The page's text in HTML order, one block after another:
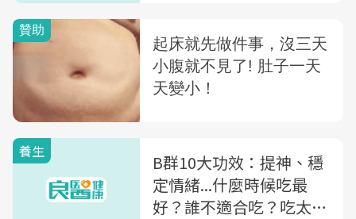
養生
B群10大功效：提神、穩
定情緒...什麼時候吃最
好？誰不適合吃？吃太多